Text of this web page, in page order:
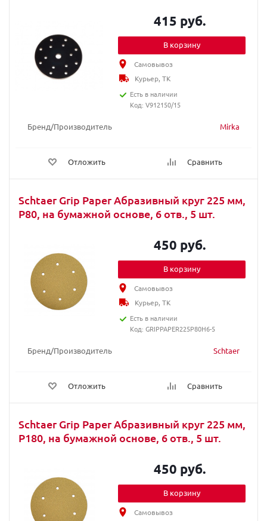
Бренд/Производитель Mirka
Отложить Сравнить
415 руб.
В корзину
Самовывоз
Курьер, ТК
Есть в наличии
Код: V912150/15
Schtaer Grip Paper Абразивный круг 225 мм,
Р80, на бумажной основе, 6 отв., 5 шт.
Бренд/Производитель Schtaer
Отложить Сравнить
450 руб.
В корзину
Самовывоз
Курьер, ТК
Есть в наличии
Код: GRIPPAPER225P80H6-5
Schtaer Grip Paper Абразивный круг 225 мм,
Р180, на бумажной основе, 6 отв., 5 шт.
450 руб.
В корзину
Самовывоз